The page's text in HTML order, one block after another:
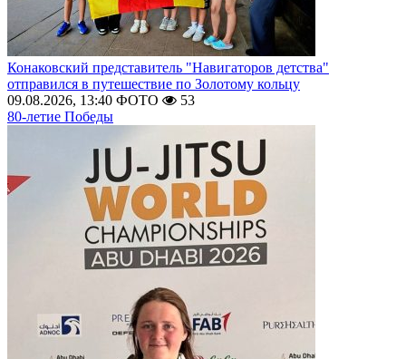
Конаковский представитель "Навигаторов детства"
отправился в путешествие по Золотому кольцу
09.08.2026, 13:40 ФОТО
53
80-летие Победы